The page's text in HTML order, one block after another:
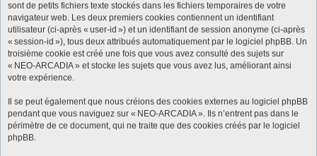
sont de petits fichiers texte stockés dans les fichiers temporaires de votre
navigateur web. Les deux premiers cookies contiennent un identifiant
utilisateur (ci-après « user-id ») et un identifiant de session anonyme (ci-après
« session-id »), tous deux attribués automatiquement par le logiciel phpBB. Un
troisième cookie est créé une fois que vous avez consulté des sujets sur
« NEO-ARCADIA » et stocke les sujets que vous avez lus, améliorant ainsi
votre expérience.
Il se peut également que nous créions des cookies externes au logiciel phpBB
pendant que vous naviguez sur « NEO-ARCADIA ». Ils n’entrent pas dans le
périmètre de ce document, qui ne traite que des cookies créés par le logiciel
phpBB.